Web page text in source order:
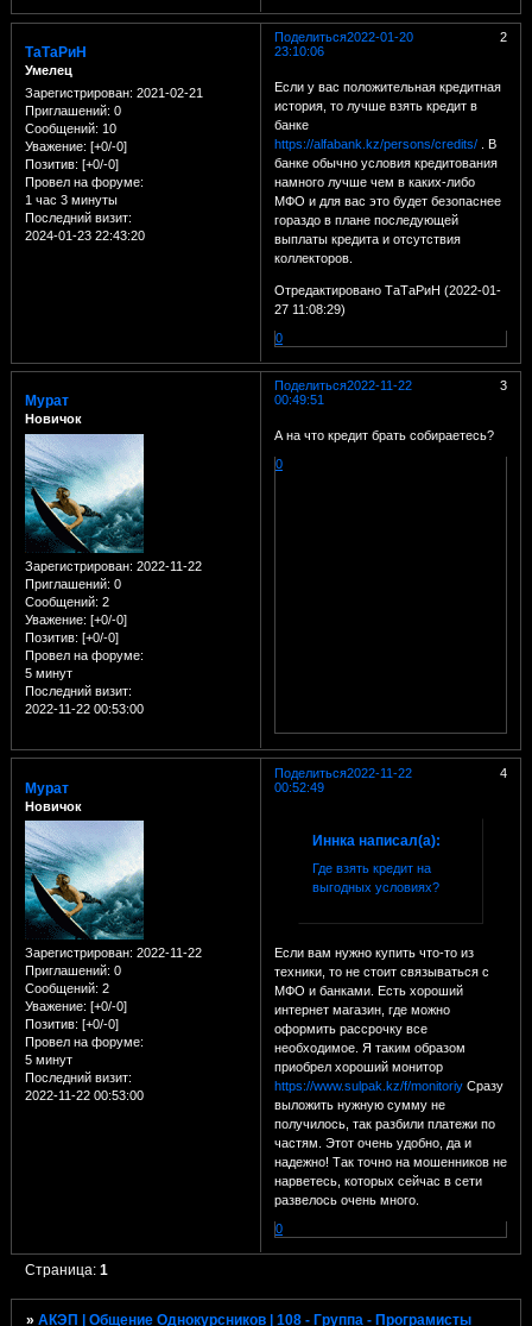
Поделиться 2
2022-01-20
23:10:06
ТаТаРиН
Умелец
Зарегистрирован: 2021-02-21
Приглашений: 0
Сообщений: 10
Уважение: [+0/-0]
Позитив: [+0/-0]
Провел на форуме:
1 час 3 минуты
Последний визит:
2024-01-23 22:43:20
Если у вас положительная кредитная
история, то лучше взять кредит в
банке
https://alfabank.kz/persons/credits/. В
банке обычно условия кредитования
намного лучше чем в каких-либо
МФО и для вас это будет безопаснее
гораздо в плане последующей
выплаты кредита и отсутствия
коллекторов.
Отредактировано ТаТаРиН (2022-01-
27 11:08:29)
0
Поделиться 3
2022-11-22
00:49:51
Мурат
Новичок
Зарегистрирован: 2022-11-22
Приглашений: 0
Сообщений: 2
Уважение: [+0/-0]
Позитив: [+0/-0]
Провел на форуме:
5 минут
Последний визит:
2022-11-22 00:53:00
А на что кредит брать собираетесь?
0
Поделиться 4
2022-11-22
00:52:49
Мурат
Новичок
Зарегистрирован: 2022-11-22
Приглашений: 0
Сообщений: 2
Уважение: [+0/-0]
Позитив: [+0/-0]
Провел на форуме:
5 минут
Последний визит:
2022-11-22 00:53:00
Иннка написал(а):
Где взять кредит на
выгодных условиях?
Если вам нужно купить что-то из
техники, то не стоит связываться с
МФО и банками. Есть хороший
интернет магазин, где можно
оформить рассрочку все
необходимое. Я таким образом
приобрел хороший монитор
https://www.sulpak.kz/f/monitoriyСразу
выложить нужную сумму не
получилось, так разбили платежи по
частям. Этот очень удобно, да и
надежно! Так точно на мошенников не
нарветесь, которых сейчас в сети
развелось очень много.
0
Страница:1
»АКЭП | Общение Однокурсников | 108 - Группа - Програмисты